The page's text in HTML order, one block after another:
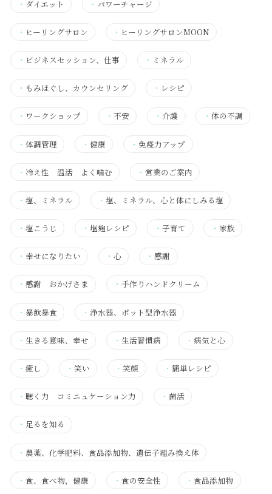
・ ダイエット ・ パワーチャージ
・ ヒーリングサロン ・ ヒーリングサロンMOON
・ ビジネスセッション、仕事 ・ ミネラル
・ もみほぐし、カウンセリング ・ レシピ
・ ワークショップ ・不安 ・介護 ・ 体の不調
・ 体調管理 ・健康 ・ 免疫力アップ
・ 冷え性 温活 よく噛む ・営業のご案内
・ 塩、ミネラル ・塩、ミネラル、心と体にしみる塩
・ 塩こうじ ・塩麹レシピ ・子育て ・ 家族
・ 幸せになりたい ・心 ・感謝
・ 感謝 おかげさま ・手作りハンドクリーム
・ 暴飲暴食 ・浄水器、ポット型浄水器
・ 生きる意味、幸せ ・生活習慣病 ・病気と心
・ 癒し ・笑い ・笑顔 ・ 簡単レシピ
・ 聴く力 コミニュケーション力 ・菌活
・ 足るを知る
・ 農薬、化学肥料、食品添加物、遺伝子組み換え体
・ 食、食べ物，健康 ・ 食の安全性 ・ 食品添加物